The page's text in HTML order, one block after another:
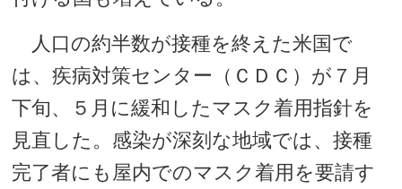
人口の約半数が接種を終えた米国で
は、疾病対策センター（ＣＤＣ）が７月
下旬、５月に緩和したマスク着用指針を
見直した。感染が深刻な地域では、接種
完了者にも屋内でのマスク着用を要請す